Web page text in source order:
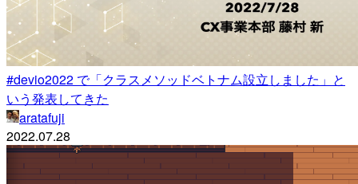
#devio2022 で「クラスメソッドベトナム設立しました」と
いう発表してきた
aratafuji
2022.07.28